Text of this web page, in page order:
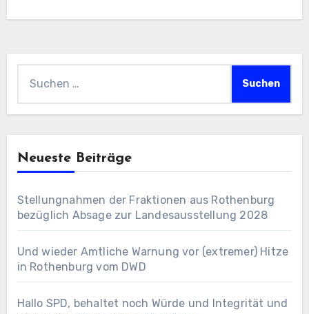
Neueste Beiträge
Stellungnahmen der Fraktionen aus Rothenburg
bezüglich Absage zur Landesausstellung 2028
Und wieder Amtliche Warnung vor (extremer) Hitze
in Rothenburg vom DWD
Hallo SPD, behaltet noch Würde und Integrität und